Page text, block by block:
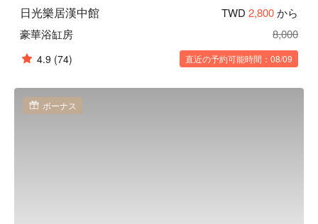
日光樂居漢中館 TWD 2,800から
豪華浴缸房
8,000
4.9 (74) 直近の予約可能時間：08/09
ボーナス